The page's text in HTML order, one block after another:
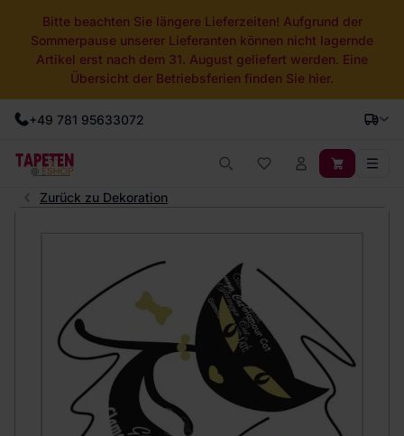
Bitte beachten Sie längere Lieferzeiten! Aufgrund der
Sommerpause unserer Lieferanten können nicht lagernde
Artikel erst nach dem 31. August geliefert werden. Eine
Übersicht der Betriebsferien finden Sie hier.
+49 781 95633072
Zurück zu Dekoration